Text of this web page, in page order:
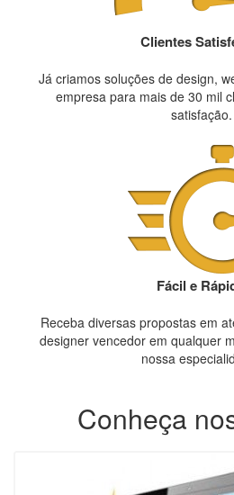
Clientes
Já criamos soluções de design,
empresa para mais de 30 mil
satisfação.
Fácil e
Receba diversas propostas em
designer vencedor em qualquer
nossa
Conheça